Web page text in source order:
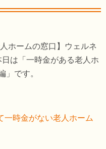
ホームの窓口】ウェルネ
は「一時金がある老人ホ
です。
一時金がない老人ホーム